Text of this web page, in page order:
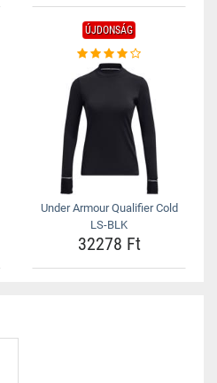
ÚJDONSÁG
Under Armour Qualifier Cold
LS-BLK
32278 Ft